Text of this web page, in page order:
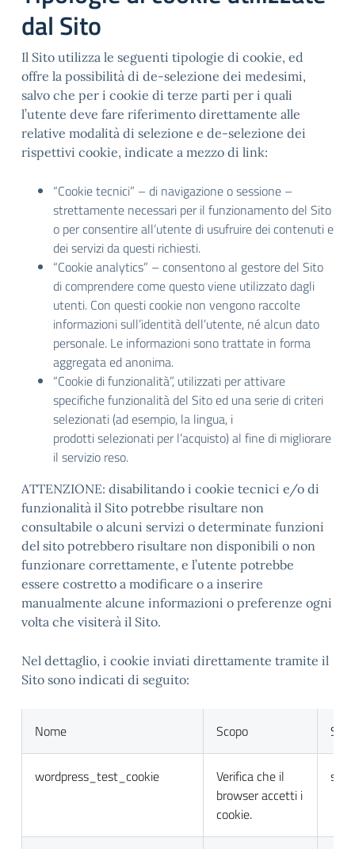
dal Sito
Il Sito utilizza le seguenti tipologie di cookie, ed
offre la possibilità di de-selezione dei medesimi,
salvo che per i cookie di terze parti per i quali
l’utente deve fare riferimento direttamente alle
relative modalità di selezione e de-selezione dei
rispettivi cookie, indicate a mezzo di link:
“Cookie tecnici” – di navigazione o sessione –
strettamente necessari per il funzionamento del Sito
o per consentire all’utente di usufruire dei contenuti e
dei servizi da questi richiesti.
“Cookie analytics” – consentono al gestore del Sito
di comprendere come questo viene utilizzato dagli
utenti. Con questi cookie non vengono raccolte
informazioni sull’identità dell’utente, né alcun dato
personale. Le informazioni sono trattate in forma
aggregata ed anonima.
“Cookie di funzionalità”, utilizzati per attivare
specifiche funzionalità del Sito ed una serie di criteri
selezionati (ad esempio, la lingua, i
prodotti selezionati per l’acquisto) al fine di migliorare
il servizio reso.
ATTENZIONE: disabilitando i cookie tecnici e/o di
funzionalità il Sito potrebbe risultare non
consultabile o alcuni servizi o determinate funzioni
del sito potrebbero risultare non disponibili o non
funzionare correttamente, e l’utente potrebbe
essere costretto a modificare o a inserire
manualmente alcune informazioni o preferenze ogni
volta che visiterà il Sito.
Nel dettaglio, i cookie inviati direttamente tramite il
Sito sono indicati di seguito:
Nome Scopo
wordpress_test_cookie
Verifica che il
browser accetti i
cookie.